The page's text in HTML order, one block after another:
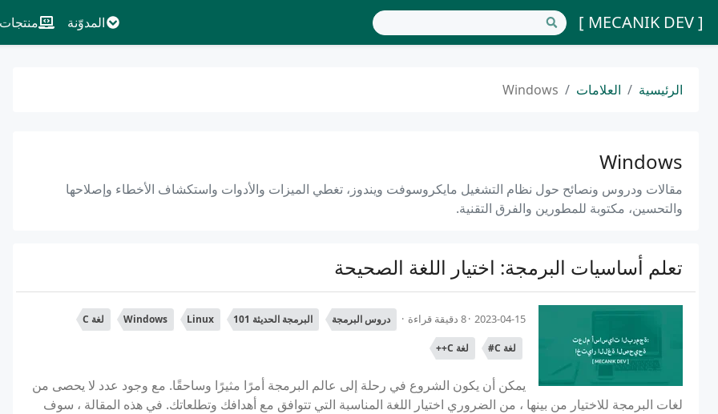
[ MECANIK DEV ] المدوّنة
الرئيسية العلامات Windows
Windows
مقالات ودروس ونصائح حول نظام التشغيل مايكروسوفت ويندوز، تغطي الميزات والأدوات واستكشاف الأخطاء وإصلاحها
والتحسين، مكتوبة للمطورين والفرق التقنية.
تعلم أساسيات البرمجة: اختيار اللغة الصحيحة
2023-04-15 8 دقيقة قراءة دروس البرمجة البرمجة الحديثة 101 Linux
Windows لغة C
لغة C# لغة C++
يمكن أن يكون الشروع في رحلة إلى عالم البرمجة أمرًا مثيرًا وساحقًا. مع وجود عدد لا يحصى من
لغات البرمجة للاختيار من بينها ، من الضروري اختيار اللغة المناسبة التي تتوافق مع أهدافك وتطلعاتك. في هذه المقالة ، سوف